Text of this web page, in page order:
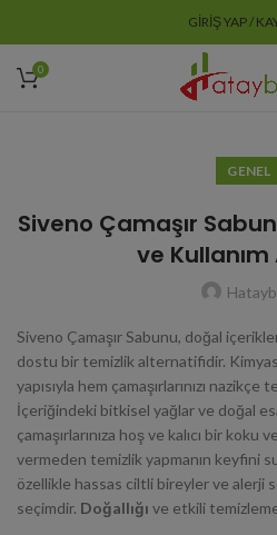
GIRIŞ YAP /
0
GENEL
Siveno Çamaşır
ve Kullanım
Siveno Çamaşır Sabunu, doğal
dostu bir temizlik alternatifidir.
yapısıyla hem çamaşırlarınızı
İçeriğindeki bitkisel yağlar ve doğal
çamaşırlarınıza hoş ve kalıcı bir koku
vermeden temizlik yapmanın keyfini
özellikle hassas ciltli bireyler ve alerji
seçimdir. Doğallığı ve etkili